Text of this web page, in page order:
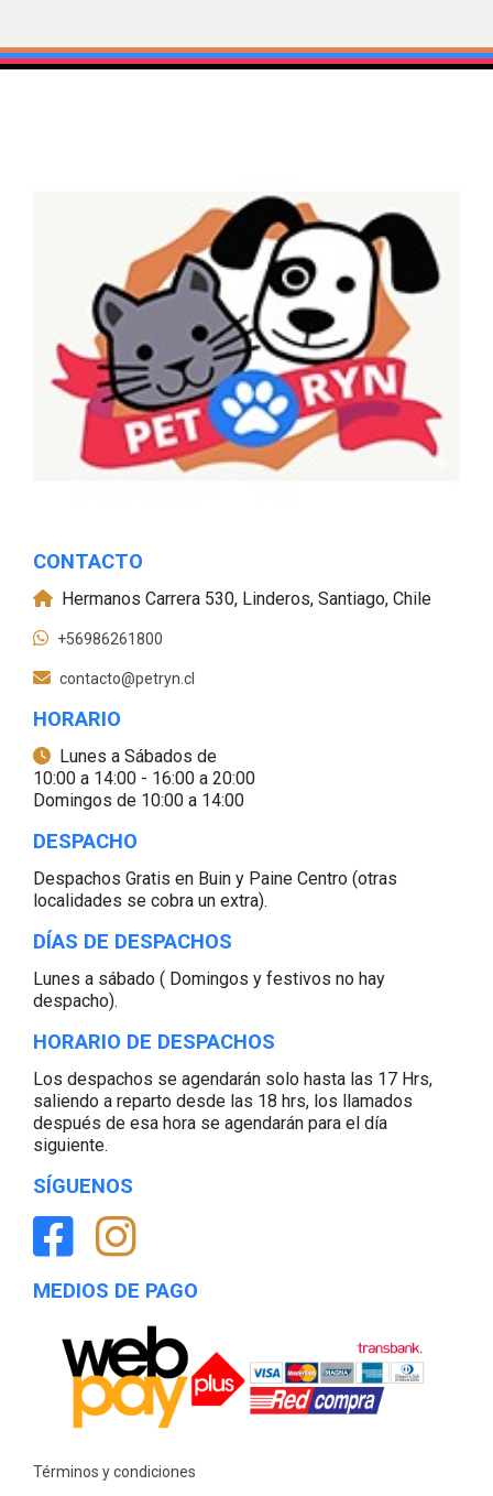
CONTACTO
Hermanos Carrera 530, Linderos, Santiago, Chile
+56986261800
contacto@petryn.cl
HORARIO
Lunes a Sábados de
10:00 a 14:00 - 16:00 a 20:00
Domingos de 10:00 a 14:00
DESPACHO
Despachos Gratis en Buin y Paine Centro (otras
localidades se cobra un extra).
DÍAS DE DESPACHOS
Lunes a sábado ( Domingos y festivos no hay
despacho).
HORARIO DE DESPACHOS
Los despachos se agendarán solo hasta las 17 Hrs,
saliendo a reparto desde las 18 hrs, los llamados
después de esa hora se agendarán para el día
siguiente.
SÍGUENOS
MEDIOS DE PAGO
Términos y condiciones